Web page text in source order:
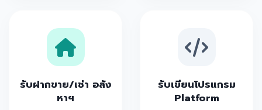
รับฝากขาย/เช่า อสัง
หาฯ
รับเขียนโปรแกรม
Platform